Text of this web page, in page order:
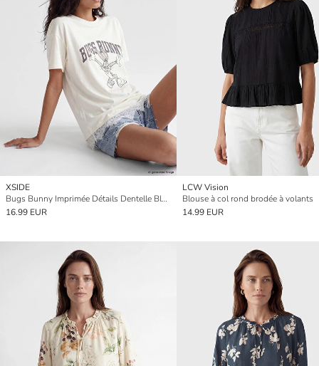
XSIDE
Bugs Bunny Imprimée Détails Dentelle Blouse
16.99 EUR
LCW Vision
Blouse à col rond brodée à volants
14.99 EUR